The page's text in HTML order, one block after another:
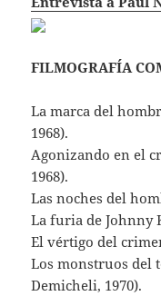
FILMOGRAFÍA
La marca del
1968).
Agonizando en el
1968).
Las noches del
La furia de Johnny
El vértigo del
Los monstruos del
Demicheli, 1970).